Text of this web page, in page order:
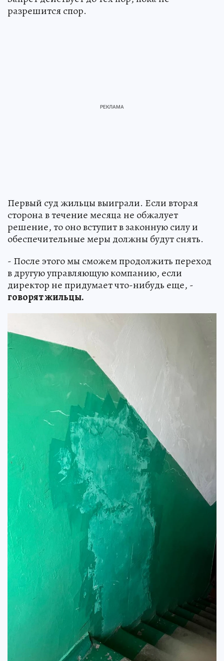
разрешится спор.
Первый суд жильцы выиграли. Если вторая
сторона в течение месяца не обжалует
решение, то оно вступит в законную силу и
обеспечительные меры должны будут снять.
- После этого мы сможем продолжить переход
в другую управляющую компанию, если
директор не придумает что-нибудь еще, -
говорят жильцы.